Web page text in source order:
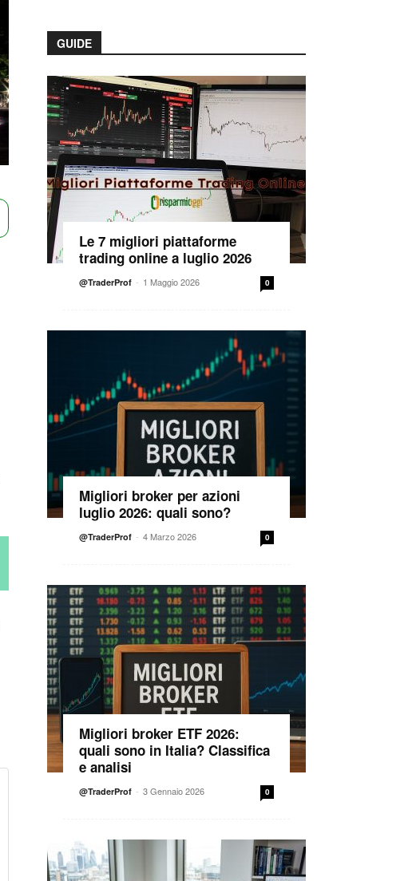
GUIDE
Le 7 migliori piattaforme
trading online a luglio 2026
@TraderProf - 1 Maggio 2026 0
Migliori broker per azioni
luglio 2026: quali sono?
@TraderProf - 4 Marzo 2026 0
Migliori broker ETF 2026:
quali sono in Italia? Classifica
e analisi
@TraderProf - 3 Gennaio 2026 0